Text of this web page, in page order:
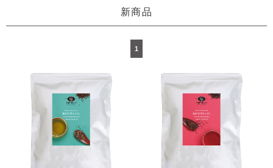
新商品
1